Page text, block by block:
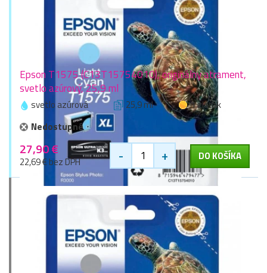
Epson T1575 (C13T15754010), originálny atrament,
svetlo azúrový, 25,9 ml
svetlo azúrová 25,9 ml
1 zlaťák
Nedostupné
27,90 €
22,69 € bez DPH - + DO KOŠÍKA